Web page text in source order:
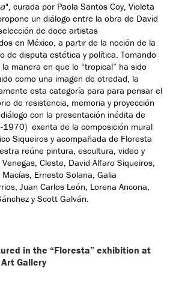
curada por Paola Santos Coy, Violeta
un diálogo entre la obra de David
de doce artistas
en México, a partir de la noción de la
de disputa estética y política. Tomando
manera en que lo “tropical” ha sido
como una imagen de otredad, la
esta categoría para para pensar el
de resistencia, memoria y proyección
con la presentación inédita de
1970) exenta de la composición mural
Siqueiros y acompañada de Floresta
reúne pintura, escultura, video y
Cleste, David Alfaro Siqueiros,
Ernesto Solana, Galia
Juan Carlos León, Lorena Ancona,
y Scott Galván.
in the “Floresta” exhibition at
Gallery